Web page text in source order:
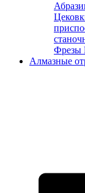
Фрезы
Алмазные